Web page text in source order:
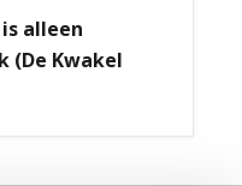
alleen
(De Kwakel